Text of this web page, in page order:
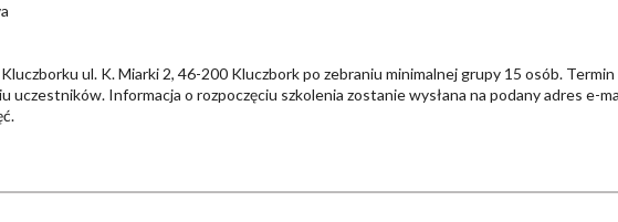
ul. K. Miarki 2, 46-200 Kluczbork po zebraniu minimalnej grupy 15 osób. Termin
uczestników. Informacja o rozpoczęciu szkolenia zostanie wysłana na podany adres e-